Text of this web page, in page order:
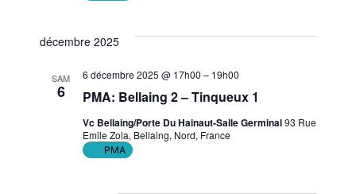
décembre 2025
SAM
6 PMA: Bellaing 2 – Tinqueux 1
6 décembre 2025 @ 17h00 – 19h00
Vc Bellaing/Porte Du Hainaut-Salle Germinal93 Rue
Emile Zola, Bellaing, Nord, France
PMA